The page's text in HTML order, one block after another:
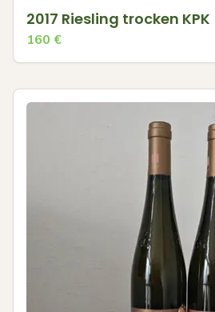
2017 Riesling trocken
160 €